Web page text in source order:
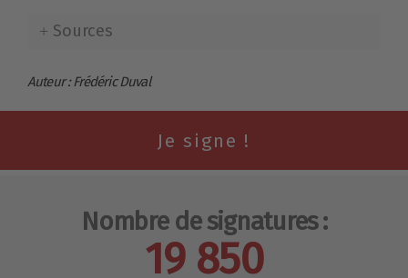
Sources
Auteur : Frédéric Duval
Nombre de signatures :
19 850